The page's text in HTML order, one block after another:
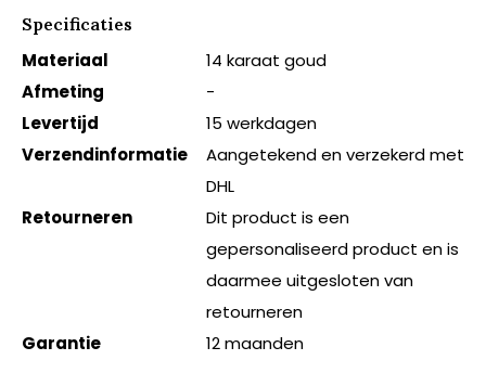
Specificaties
Materiaal
14 karaat goud
Afmeting
-
Levertijd
15 werkdagen
Verzendinformatie
Aangetekend en verzekerd met
DHL
Retourneren
Dit product is een
gepersonaliseerd product en is
daarmee uitgesloten van
retourneren
Garantie
12 maanden